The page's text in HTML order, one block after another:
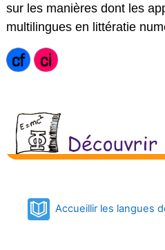
sur les manières dont les
multilingues en littératie
Accueillir les langues